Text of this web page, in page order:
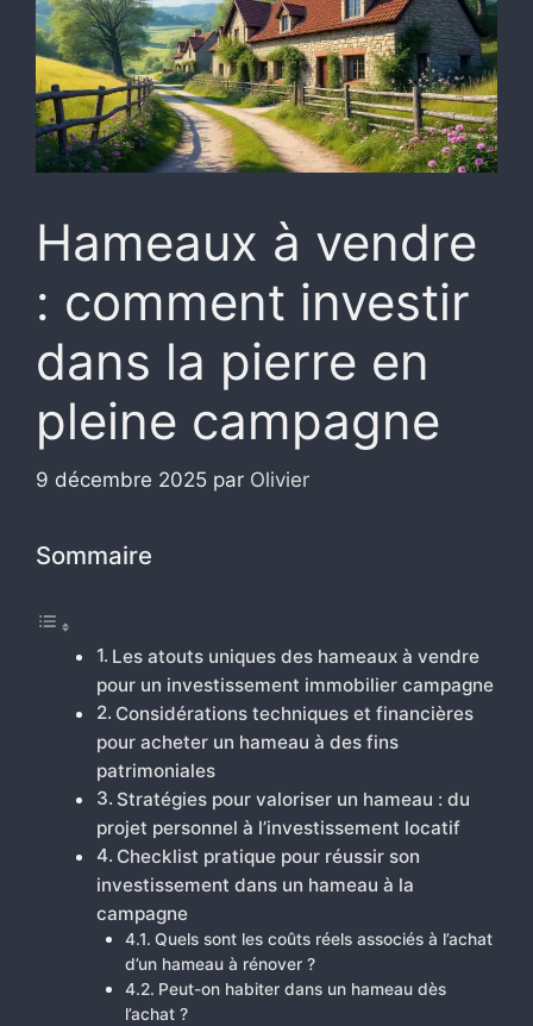
Hameaux à vendre
: comment investir
dans la pierre en
pleine campagne
9 décembre 2025 par Olivier
Sommaire
Les atouts uniques des hameaux à vendre
pour un investissement immobilier campagne
Considérations techniques et financières
pour acheter un hameau à des fins
patrimoniales
Stratégies pour valoriser un hameau : du
projet personnel à l’investissement locatif
Checklist pratique pour réussir son
investissement dans un hameau à la
campagne
Quels sont les coûts réels associés à l’achat
d’un hameau à rénover ?
Peut-on habiter dans un hameau dès
l’achat ?